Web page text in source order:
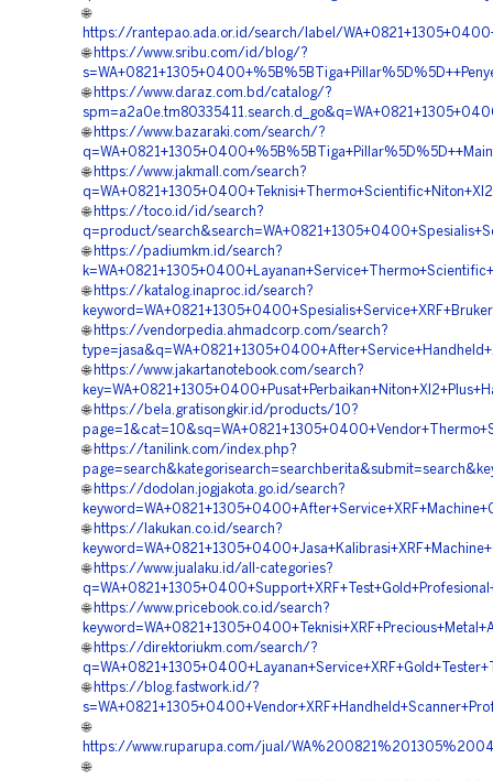
🌐
https://rantepao.ada.or.id/search/label/
🌐 https://www.sribu.com/id/blog/?
🌐 https://www.daraz.com.bd/catalog/?
🌐 https://www.bazaraki.com/search/?
🌐 https://www.jakmall.com/search?
🌐 https://toco.id/id/search?
q=product/
🌐 https://padiumkm.id/search?
🌐 https://katalog.inaproc.id/search?
🌐 https://vendorpedia.ahmadcorp.com/search?
🌐 https://www.jakartanotebook.com/search?
🌐 https://bela.gratisongkir.id/products/10?
🌐 https://tanilink.com/index.php?
🌐 https://dodolan.jogjakota.go.id/search?
🌐 https://lakukan.co.id/search?
🌐 https://www.jualaku.id/all-categories?
🌐 https://www.pricebook.co.id/search?
🌐 https://direktoriukm.com/search/?
🌐 https://blog.fastwork.id/?
🌐
https://www.ruparupa.com/jual/
🌐